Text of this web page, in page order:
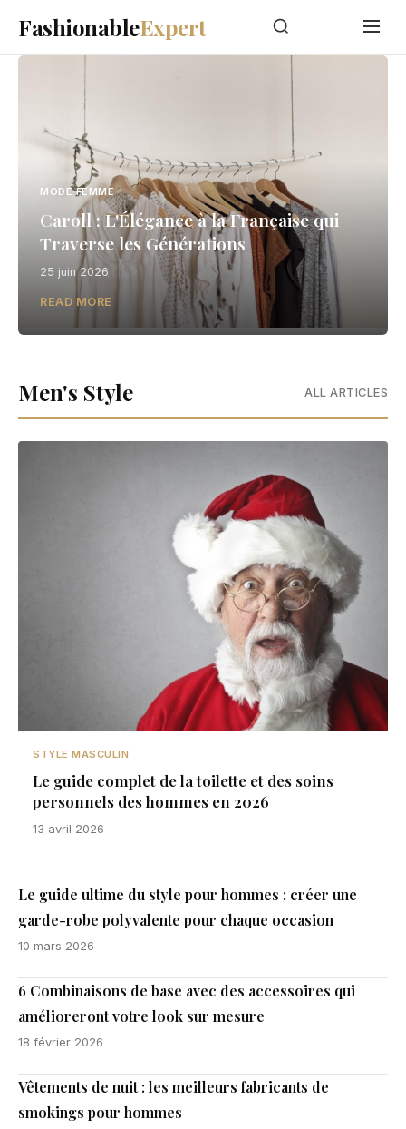
FashionableExpert
MODE FEMME
Caroll : L'Élégance à la Française qui
Traverse les Générations
25 juin 2026
READ MORE
Men's Style ALL ARTICLES
STYLE MASCULIN
Le guide complet de la toilette et des soins
personnels des hommes en 2026
13 avril 2026
Le guide ultime du style pour hommes : créer une
garde-robe polyvalente pour chaque occasion
10 mars 2026
6 Combinaisons de base avec des accessoires qui
amélioreront votre look sur mesure
18 février 2026
Vêtements de nuit : les meilleurs fabricants de
smokings pour hommes